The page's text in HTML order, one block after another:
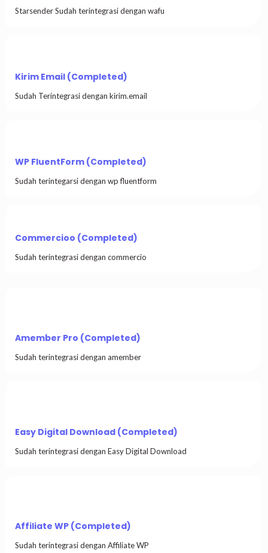
Starsender Sudah terintegrasi dengan wafu
Kirim Email (Completed)
Sudah Terintegrasi dengan kirim.email
WP FluentForm (Completed)
Sudah terintegarsi dengan wp fluentform
Commercioo (Completed)
Sudah terintegrasi dengan commercio
Amember Pro (Completed)
Sudah terintegrasi dengan amember
Easy Digital Download (Completed)
Sudah terintegrasi dengan Easy Digital Download
Affiliate WP (Completed)
Sudah terintegrasi dengan Affiliate WP